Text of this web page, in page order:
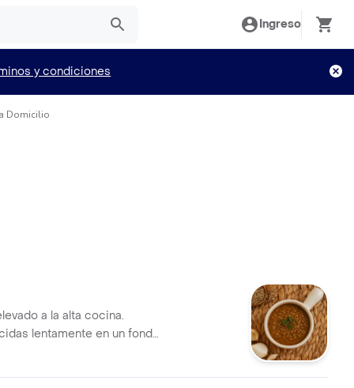
Ingreso
y condiciones
Domicilio
a la alta cocina.
lentamente en un fondo
vegetales frescos, hierbas